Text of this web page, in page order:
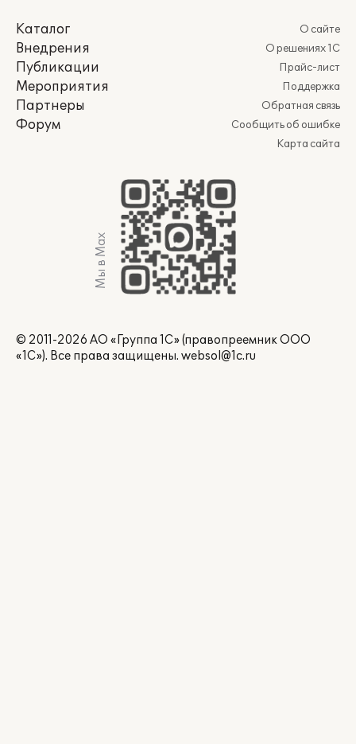
Каталог
Внедрения
Публикации
Мероприятия
Партнеры
Форум
О сайте
О решениях 1С
Прайс-лист
Поддержка
Обратная связь
Сообщить об ошибке
Карта сайта
Мы в Max
© 2011-2026 АО «Группа 1С» (правопреемник ООО
«1С»). Все права защищены. websol@1c.ru